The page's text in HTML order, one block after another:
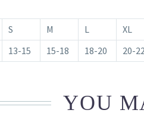
S M L
XL
13-15 15-18 18-20 20-
YOU